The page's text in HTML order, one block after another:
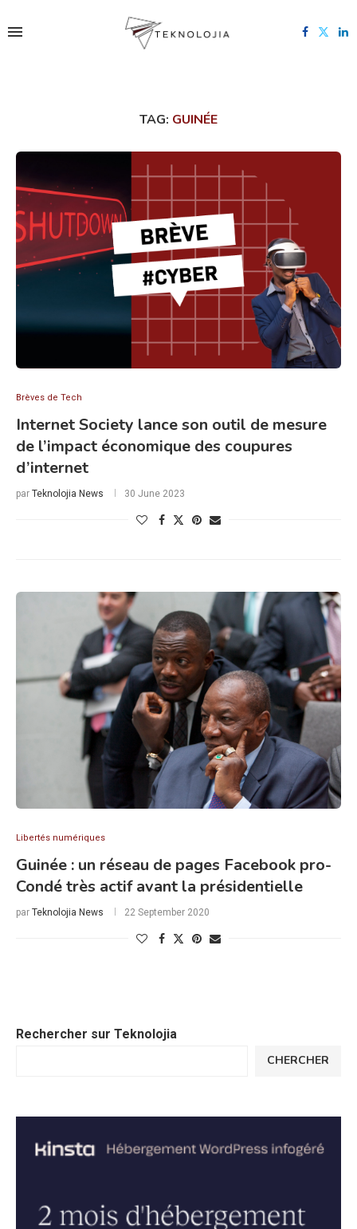
TAG: GUINÉE
Brèves de Tech
Internet Society lance son outil de mesure
de l’impact économique des coupures
d’internet
par Teknolojia News 30 June 2023
Libertés numériques
Guinée : un réseau de pages Facebook pro-
Condé très actif avant la présidentielle
par Teknolojia News 22 September 2020
Rechercher sur Teknolojia
CHERCHER